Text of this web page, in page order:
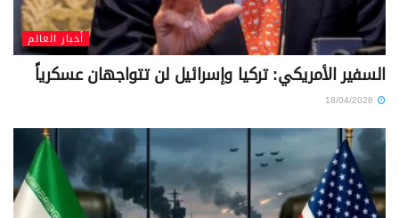
أخبار العالم
السفير الأمريكي: تركيا وإسرائيل لن تتواجهان عسكرياً